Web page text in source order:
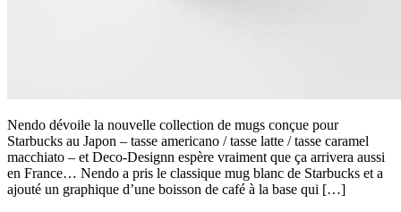
Nendo dévoile la nouvelle collection de mugs conçue pour
Starbucks au Japon – tasse americano / tasse latte / tasse caramel
macchiato – et Deco-Designn espère vraiment que ça arrivera aussi
en France… Nendo a pris le classique mug blanc de Starbucks et a
ajouté un graphique d’une boisson de café à la base qui […]